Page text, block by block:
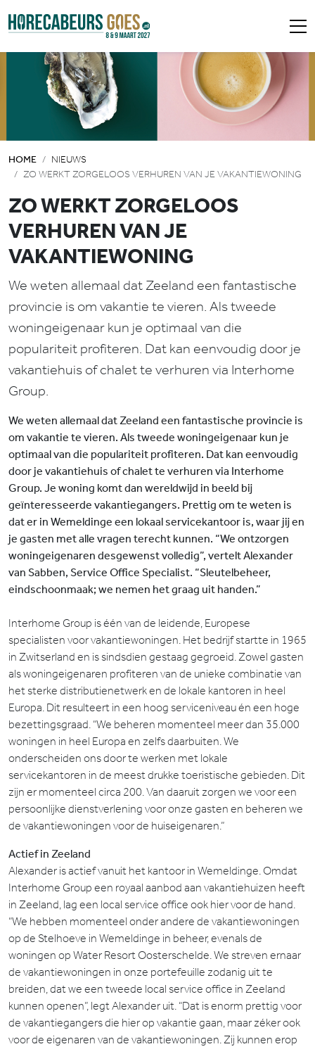
HOME
NIEUWS
ZO WERKT ZORGELOOS VERHUREN VAN JE VAKANTIEWONING
ZO WERKT ZORGELOOS
VERHUREN VAN JE
VAKANTIEWONING
We weten allemaal dat Zeeland een fantastische
provincie is om vakantie te vieren. Als tweede
woningeigenaar kun je optimaal van die
populariteit profiteren. Dat kan eenvoudig door je
vakantiehuis of chalet te verhuren via Interhome
Group.
We weten allemaal dat Zeeland een fantastische provincie is
om vakantie te vieren. Als tweede woningeigenaar kun je
optimaal van die populariteit profiteren. Dat kan eenvoudig
door je vakantiehuis of chalet te verhuren via Interhome
Group. Je woning komt dan wereldwijd in beeld bij
geïnteresseerde vakantiegangers. Prettig om te weten is
dat er in Wemeldinge een lokaal servicekantoor is, waar jij en
je gasten met alle vragen terecht kunnen. “We ontzorgen
woningeigenaren desgewenst volledig”, vertelt Alexander
van Sabben, Service Office Specialist. “Sleutelbeheer,
eindschoonmaak; we nemen het graag uit handen.”
Interhome Group is één van de leidende, Europese
specialisten voor vakantiewoningen. Het bedrijf startte in 1965
in Zwitserland en is sindsdien gestaag gegroeid. Zowel gasten
als woningeigenaren profiteren van de unieke combinatie van
het sterke distributienetwerk en de lokale kantoren in heel
Europa. Dit resulteert in een hoog serviceniveau én een hoge
bezettingsgraad. “We beheren momenteel meer dan 35.000
woningen in heel Europa en zelfs daarbuiten. We
onderscheiden ons door te werken met lokale
servicekantoren in de meest drukke toeristische gebieden. Dit
zijn er momenteel circa 200. Van daaruit zorgen we voor een
persoonlijke dienstverlening voor onze gasten en beheren we
de vakantiewoningen voor de huiseigenaren.”
Actief in Zeeland
Alexander is actief vanuit het kantoor in Wemeldinge. Omdat
Interhome Group een royaal aanbod aan vakantiehuizen heeft
in Zeeland, lag een local service office ook hier voor de hand.
“We hebben momenteel onder andere de vakantiewoningen
op de Stelhoeve in Wemeldinge in beheer, evenals de
woningen op Water Resort Oosterschelde. We streven ernaar
de vakantiewoningen in onze portefeuille zodanig uit te
breiden, dat we een tweede local service office in Zeeland
kunnen openen”, legt Alexander uit. “Dat is enorm prettig voor
de vakantiegangers die hier op vakantie gaan, maar zéker ook
voor de eigenaren van de vakantiewoningen. Zij kunnen erop